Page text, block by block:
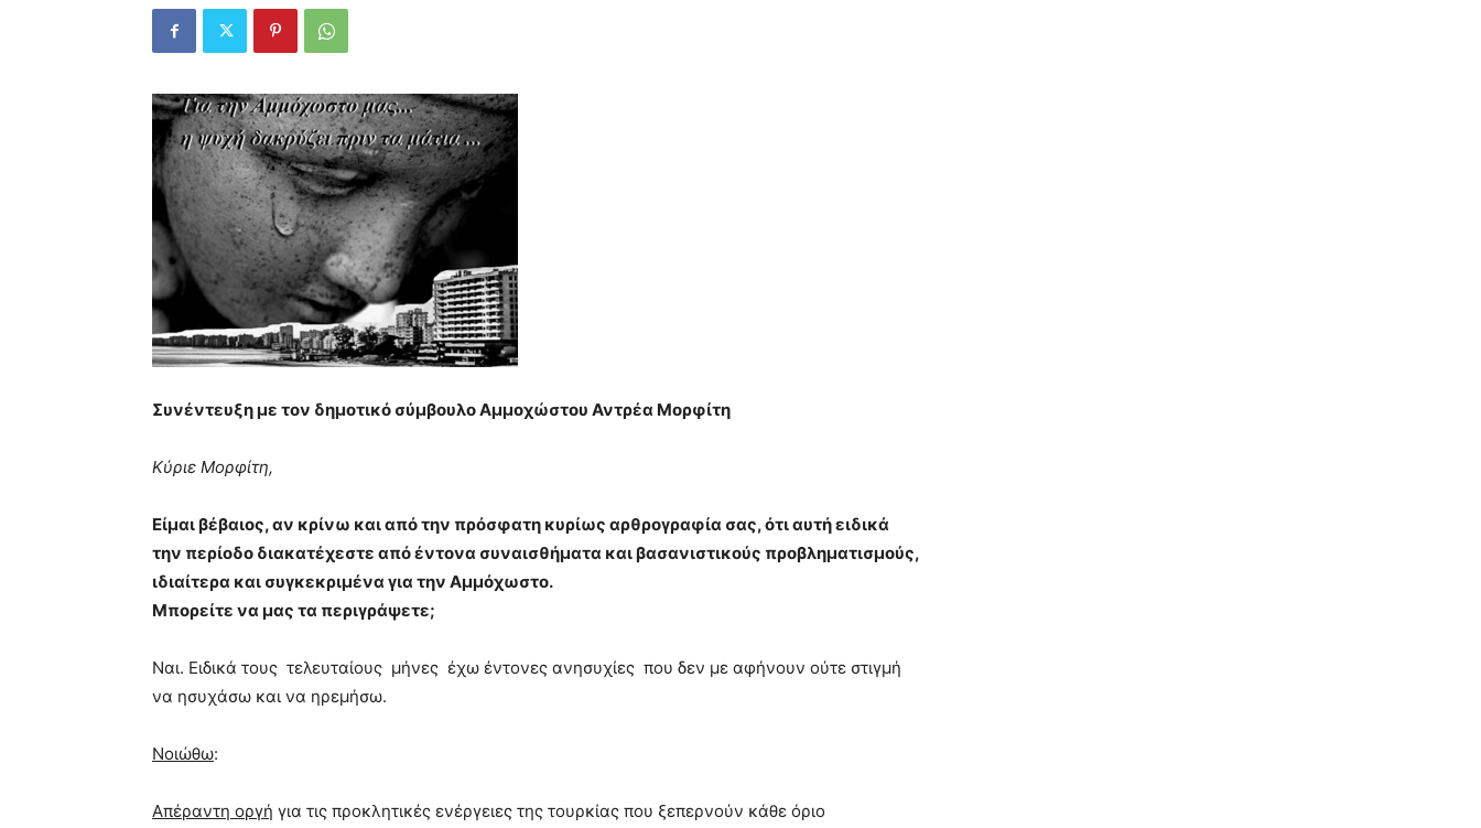
Συνέντευξη με τον δημοτικό σύμβουλο Αμμοχώστου Αντρέα Μορφίτη
Κύριε Μορφίτη,
Είμαι βέβαιος, αν κρίνω και από την πρόσφατη κυρίως αρθρογραφία σας, ότι αυτή ειδικά
την περίοδο διακατέχεστε από έντονα συναισθήματα και βασανιστικούς προβληματισμούς,
ιδιαίτερα και συγκεκριμένα για την Αμμόχωστο.
Μπορείτε να μας τα περιγράψετε;
Ναι. Ειδικά τους τελευταίους μήνες έχω έντονες ανησυχίες που δεν με αφήνουν ούτε στιγμή
να ησυχάσω και να ηρεμήσω.
Νοιώθω:
Aπέραντη οργή για τις προκλητικές ενέργειες της τουρκίας που ξεπερνούν κάθε όριο